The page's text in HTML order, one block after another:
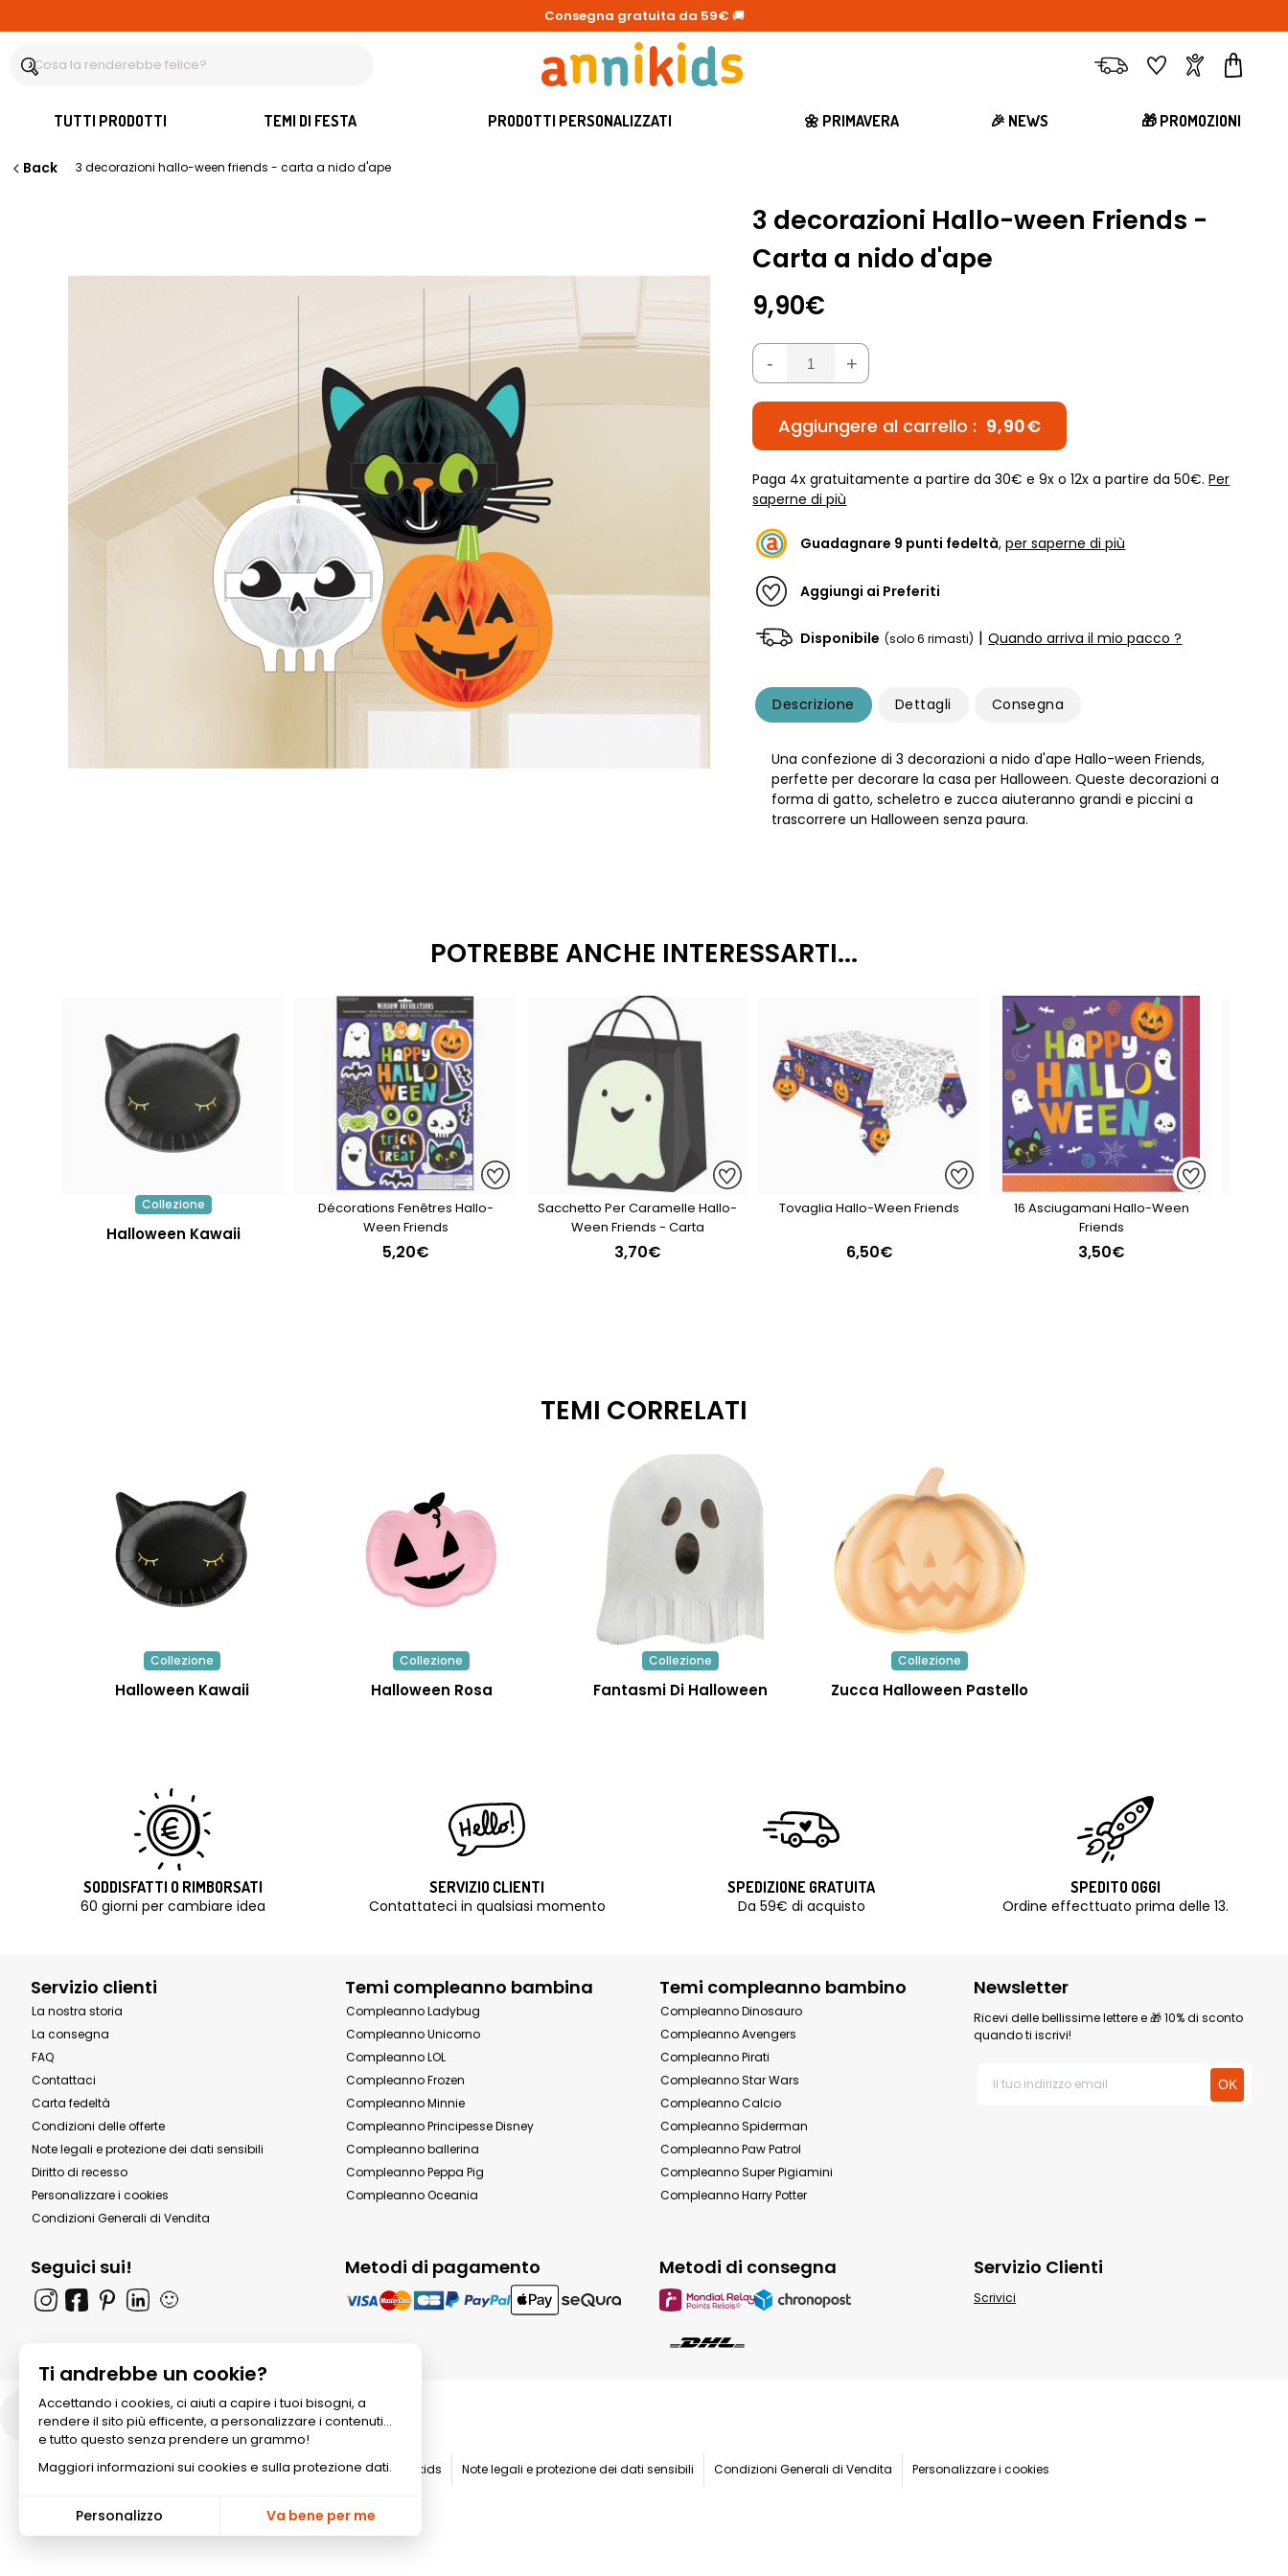
Consegna gratuita da 59€ 🚚
ConsegnaPreferitiAccount
TUTTI PRODOTTI TEMI DI FESTA PRODOTTI PERSONALIZZATI 🌼 PRIMAVERA 🎉 NEWS 🎁 PROMOZIONI
Back 3 decorazioni hallo-ween friends - carta a nido d'ape
3 decorazioni Hallo-ween Friends -
Carta a nido d'ape
9,90€
- +
Aggiungere al carrello : 9,90€
Paga 4x gratuitamente a partire da 30€ e 9x o 12x a partire da 50€.Per
saperne di più
Guadagnare 9 punti fedeltà,per saperne di più
Aggiungi ai Preferiti
Disponibile (solo 6 rimasti) | Quando arriva il mio pacco ?
Descrizione Dettagli Consegna
Una confezione di 3 decorazioni a nido d'ape Hallo-ween Friends,
perfette per decorare la casa per Halloween. Queste decorazioni a
forma di gatto, scheletro e zucca aiuteranno grandi e piccini a
trascorrere un Halloween senza paura.
POTREBBE ANCHE INTERESSARTI...
Collezione
Halloween Kawaii
Décorations Fenêtres Hallo-
Ween Friends
5,20€
Sacchetto Per Caramelle Hallo-
Ween Friends - Carta
3,70€
Tovaglia Hallo-Ween Friends
6,50€
16 Asciugamani Hallo-Ween
Friends
3,50€
TEMI CORRELATI
Collezione
Halloween Kawaii
Collezione
Halloween Rosa
Collezione
Fantasmi Di Halloween
Collezione
Zucca Halloween Pastello
SODDISFATTI O RIMBORSATI
60 giorni per cambiare idea
SERVIZIO CLIENTI
Contattateci in qualsiasi momento
SPEDIZIONE GRATUITA
Da 59€ di acquisto
SPEDITO OGGI
Ordine effecttuato prima delle 13.
Servizio clienti
La nostra storia
La consegna
FAQ
Contattaci
Carta fedeltà
Condizioni delle offerte
Note legali e protezione dei dati sensibili
Diritto di recesso
Personalizzare i cookies
Condizioni Generali di Vendita
Temi compleanno bambina
Compleanno Ladybug
Compleanno Unicorno
Compleanno LOL
Compleanno Frozen
Compleanno Minnie
Compleanno Principesse Disney
Compleanno ballerina
Compleanno Peppa Pig
Compleanno Oceania
Temi compleanno bambino
Compleanno Dinosauro
Compleanno Avengers
Compleanno Pirati
Compleanno Star Wars
Compleanno Calcio
Compleanno Spiderman
Compleanno Paw Patrol
Compleanno Super Pigiamini
Compleanno Harry Potter
Newsletter
Ricevi delle bellissime lettere e 🎁 10% di sconto
quando ti iscrivi!
Seguici sui!
🙂
Metodi di pagamento Metodi di consegna Servizio Clienti
Scrivici
Ti andrebbe un cookie?
Accettando i cookies, ci aiuti a capire i tuoi bisogni, a
rendere il sito più efficente, a personalizzare i contenuti...
e tutto questo senza prendere un grammo!
Maggiori informazioni sui cookies e sulla protezione dati.
Personalizzo Va bene per me
Italia
© 2026 All rights reserved. Annikids Note legali e protezione dei dati sensibili Condizioni Generali di Vendita Personalizzare i cookies